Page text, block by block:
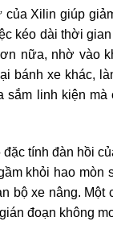
Xilin giúp
kéo dài thời
nữa, nhờ vào
bánh xe khác,
linh kiện
tính đàn hồi
khỏi hao
bộ xe nâng.
đoạn không